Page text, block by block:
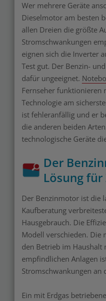
Wer mehrere Geräte
Dieselmotor am besten
allen Dreien die größte
Stromschwankungen
eignen sich die Inverter
Test gut. Der Benzin-
dafür ungeeignet.
Fernseher funktionieren
Technologie am
ist fehleranfällig und er
die anderen beiden
technologische Geräte
Der
Lösung für
Der Benzinmotor ist die
Kaufberatung
Hausgebrauch. Die
Modell verschieden. Die
den Betrieb im Haushalt
empfindlichen Anlagen
Stromschwankungen an
Ein mit Erdgas